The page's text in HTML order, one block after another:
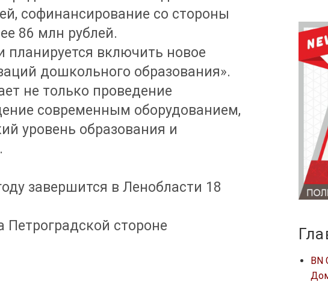
софинансирование со стороны
86 млн рублей.
планируется включить новое
дошкольного образования».
не только проведение
современным оборудованием,
уровень образования и
завершится в Ленобласти 18
стороне
BN